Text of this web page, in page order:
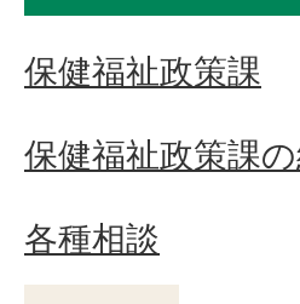
保健福祉政策課
保健福祉政策課
各種相談